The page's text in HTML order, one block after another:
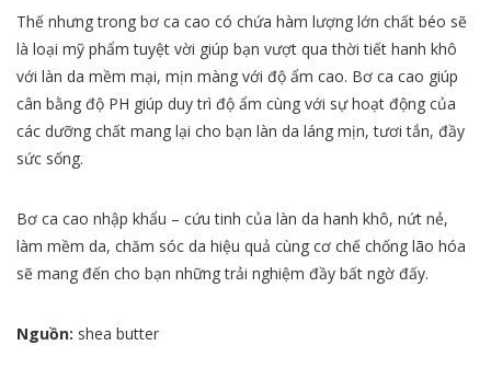
Thế nhưng trong bơ ca cao có chứa hàm lượng lớn chất béo sẽ
là loại mỹ phẩm tuyệt vời giúp bạn vượt qua thời tiết hanh khô
với làn da mềm mại, mịn màng với độ ẩm cao. Bơ ca cao giúp
cân bằng độ PH giúp duy trì độ ẩm cùng với sự hoạt động của
các dưỡng chất mang lại cho bạn làn da láng mịn, tươi tắn, đầy
sức sống.
Bơ ca cao nhập khẩu – cứu tinh của làn da hanh khô, nứt nẻ,
làm mềm da, chăm sóc da hiệu quả cùng cơ chế chống lão hóa
sẽ mang đến cho bạn những trải nghiệm đầy bất ngờ đấy.
Nguồn: shea butter